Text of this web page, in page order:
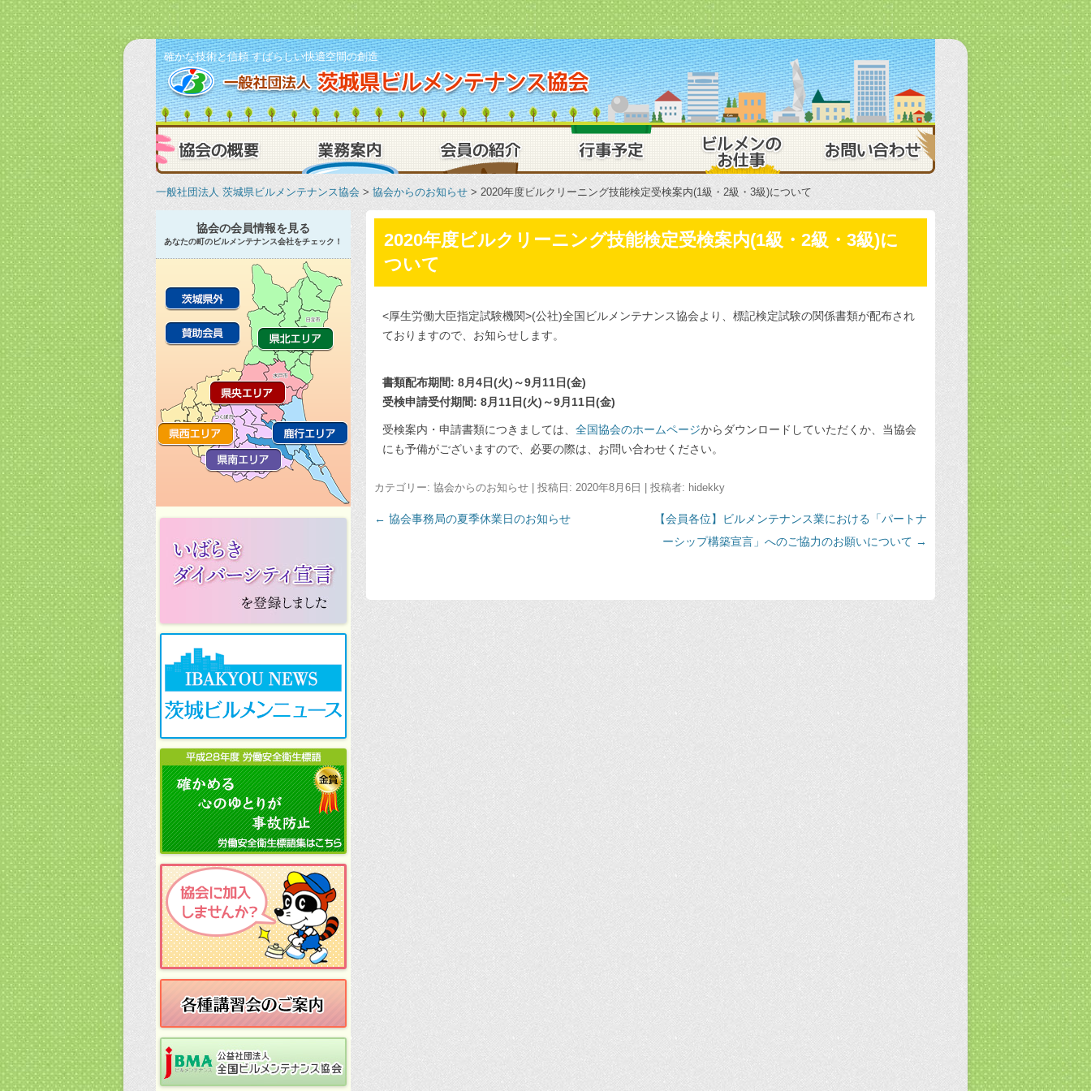
確かな技術と信頼 すばらしい快適空間の創造
一般社団法人 茨城県ビルメンテナンス協会
協会の概要 業務案内 会員の紹介 行事予定 ビルメンのお仕事 お問い合わせ
一般社団法人 茨城県ビルメンテナンス協会 > 協会からのお知らせ > 2020年度ビルクリーニング技能検定受検案内(1級・2級・3級)について
2020年度ビルクリーニング技能検定受検案内(1級・2級・3級)に
ついて
<厚生労働大臣指定試験機関>(公社)全国ビルメンテナンス協会より、標記検定試験の関係書類が配布され
ておりますので、お知らせします。
書類配布期間: 8月4日(火)～9月11日(金)
受検申請受付期間: 8月11日(火)～9月11日(金)
受検案内・申請書類につきましては、全国協会のホームページからダウンロードしていただくか、当協会
にも予備がございますので、必要の際は、お問い合わせください。
カテゴリー:協会からのお知らせ | 投稿日:2020年8月6日 |投稿者: hidekky
投
ン
← 協会事務局の夏季休業日のお知らせ
【会員各位】ビルメンテナンス業における「パートナ
ーシップ構築宣言」へのご協力のお願いについて →
協会の会員情報を見る
あなたの町のビルメンテナンス会社をチェック！